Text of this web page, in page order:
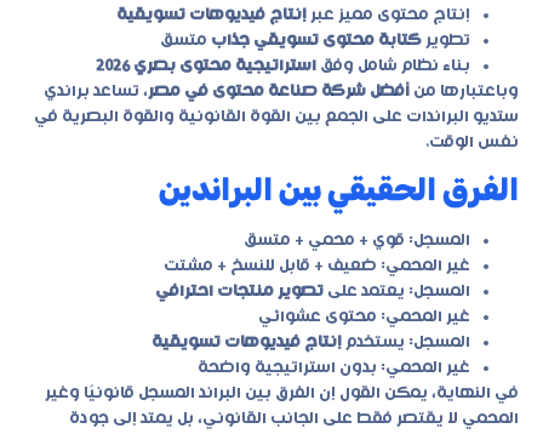
إنتاج محتوى مميز عبر إنتاج فيديوهات تسويقية
تطوير كتابة محتوى تسويقي جذاب متسق
بناء نظام شامل وفق استراتيجية محتوى بصري 2026
وباعتبارها من أفضل شركة صناعة محتوى في مصر، تساعد براندي
ستديو البراندات على الجمع بين القوة القانونية والقوة البصرية في
نفس الوقت.
الفرق الحقيقي بين البراندين
المسجل: قوي + محمي + متسق
غير المحمي: ضعيف + قابل للنسخ + مشتت
المسجل: يعتمد على تصوير منتجات احترافي
غير المحمي: محتوى عشوائي
المسجل: يستخدم إنتاج فيديوهات تسويقية
غير المحمي: بدون استراتيجية واضحة
في النهاية، يمكن القول إن الفرق بين البراند المسجل قانونيًا وغير
المحمي لا يقتصر فقط على الجانب القانوني، بل يمتد إلى جودة